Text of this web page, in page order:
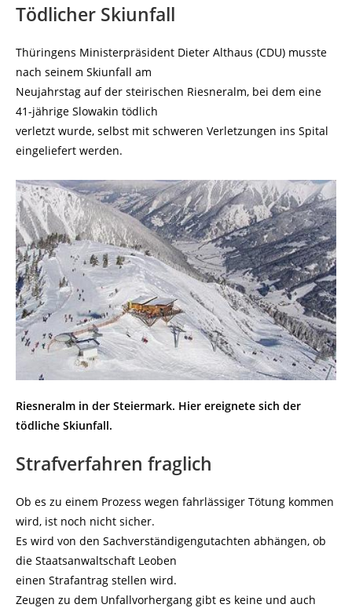
Tödlicher Skiunfall
Thüringens Ministerpräsident Dieter Althaus (CDU) musste
nach seinem Skiunfall am
Neujahrstag auf der steirischen Riesneralm, bei dem eine
41-jährige Slowakin tödlich
verletzt wurde, selbst mit schweren Verletzungen ins Spital
eingeliefert werden.
Riesneralm in der Steiermark. Hier ereignete sich der
tödliche Skiunfall.
Strafverfahren fraglich
Ob es zu einem Prozess wegen fahrlässiger Tötung kommen
wird, ist noch nicht sicher.
Es wird von den Sachverständigengutachten abhängen, ob
die Staatsanwaltschaft Leoben
einen Strafantrag stellen wird.
Zeugen zu dem Unfallvorhergang gibt es keine und auch